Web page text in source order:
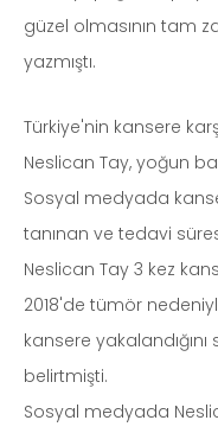
güzel olmasının tam
yazmıştı.
Türkiye'nin kansere
Neslican Tay, yoğun
Sosyal medyada
tanınan ve tedavi
Neslican Tay 3 kez
2018'de tümör
kansere
belirtmişti.
Sosyal medyada